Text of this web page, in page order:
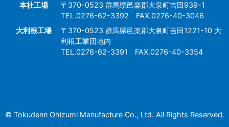
本社工場
〒370-0523 群馬県邑楽郡大泉町吉田939-1
TEL.0276-62-3392 FAX.0276-40-3046
大利根工場
〒370-0523 群馬県邑楽郡大泉町吉田1221-10 大
利根工業団地内
TEL.0276-62-3391 FAX.0276-40-3354
© Tokudenn Ohizumi Manufacture Co., Ltd. All Rights Reserved.